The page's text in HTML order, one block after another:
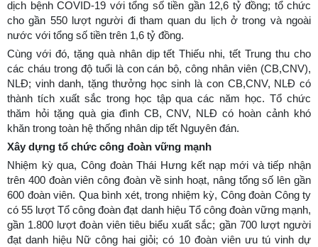
dịch bệnh COVID-19 với tổng số tiền gần 12,6 tỷ đồng; tổ chức
cho gần 550 lượt người đi tham quan du lịch ở trong và ngoài
nước với tổng số tiền trên 1,6 tỷ đồng.
Cùng với đó, tặng quà nhân dịp tết Thiếu nhi, tết Trung thu cho
các cháu trong độ tuổi là con cán bộ, công nhân viên (CB,CNV),
NLĐ; vinh danh, tặng thưởng học sinh là con CB,CNV, NLĐ có
thành tích xuất sắc trong học tập qua các năm học. Tổ chức
thăm hỏi tặng quà gia đình CB, CNV, NLĐ có hoàn cảnh khó
khăn trong toàn hệ thống nhân dịp tết Nguyên đán.
Xây dựng tổ chức công đoàn vững mạnh
Nhiệm kỳ qua, Công đoàn Thái Hưng kết nạp mới và tiếp nhận
trên 400 đoàn viên công đoàn về sinh hoạt, nâng tổng số lên gần
600 đoàn viên. Qua bình xét, trong nhiệm kỳ, Công đoàn Công ty
có 55 lượt Tổ công đoàn đạt danh hiệu Tổ công đoàn vững mạnh,
gần 1.800 lượt đoàn viên tiêu biểu xuất sắc; gần 700 lượt người
đạt danh hiệu Nữ công hai giỏi; có 10 đoàn viên ưu tú vinh dự